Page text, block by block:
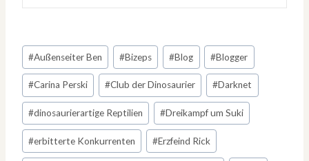
Schlagworte:
#Außenseiter Ben #Bizeps #Blog #Blogger
#Carina Perski #Club der Dinosaurier #Darknet
#dinosaurierartige Reptilien #Dreikampf um Suki
#erbitterte Konkurrenten #Erzfeind Rick